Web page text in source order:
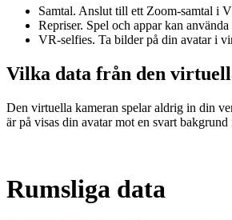
Samtal. Anslut till ett Zoom-samtal i
Repriser. Spel och appar kan
VR-selfies. Ta bilder på din avatar i
Vilka data från den
Den virtuella kameran spelar aldrig in din
är på visas din avatar mot en svart
Rumsliga data